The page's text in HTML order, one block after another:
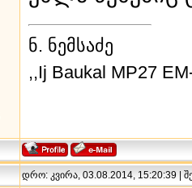
ნ. ნემსაძე
,,Ij Baukal MP27
დრო: კვირა, 03.08.2014, 15:20:39 |